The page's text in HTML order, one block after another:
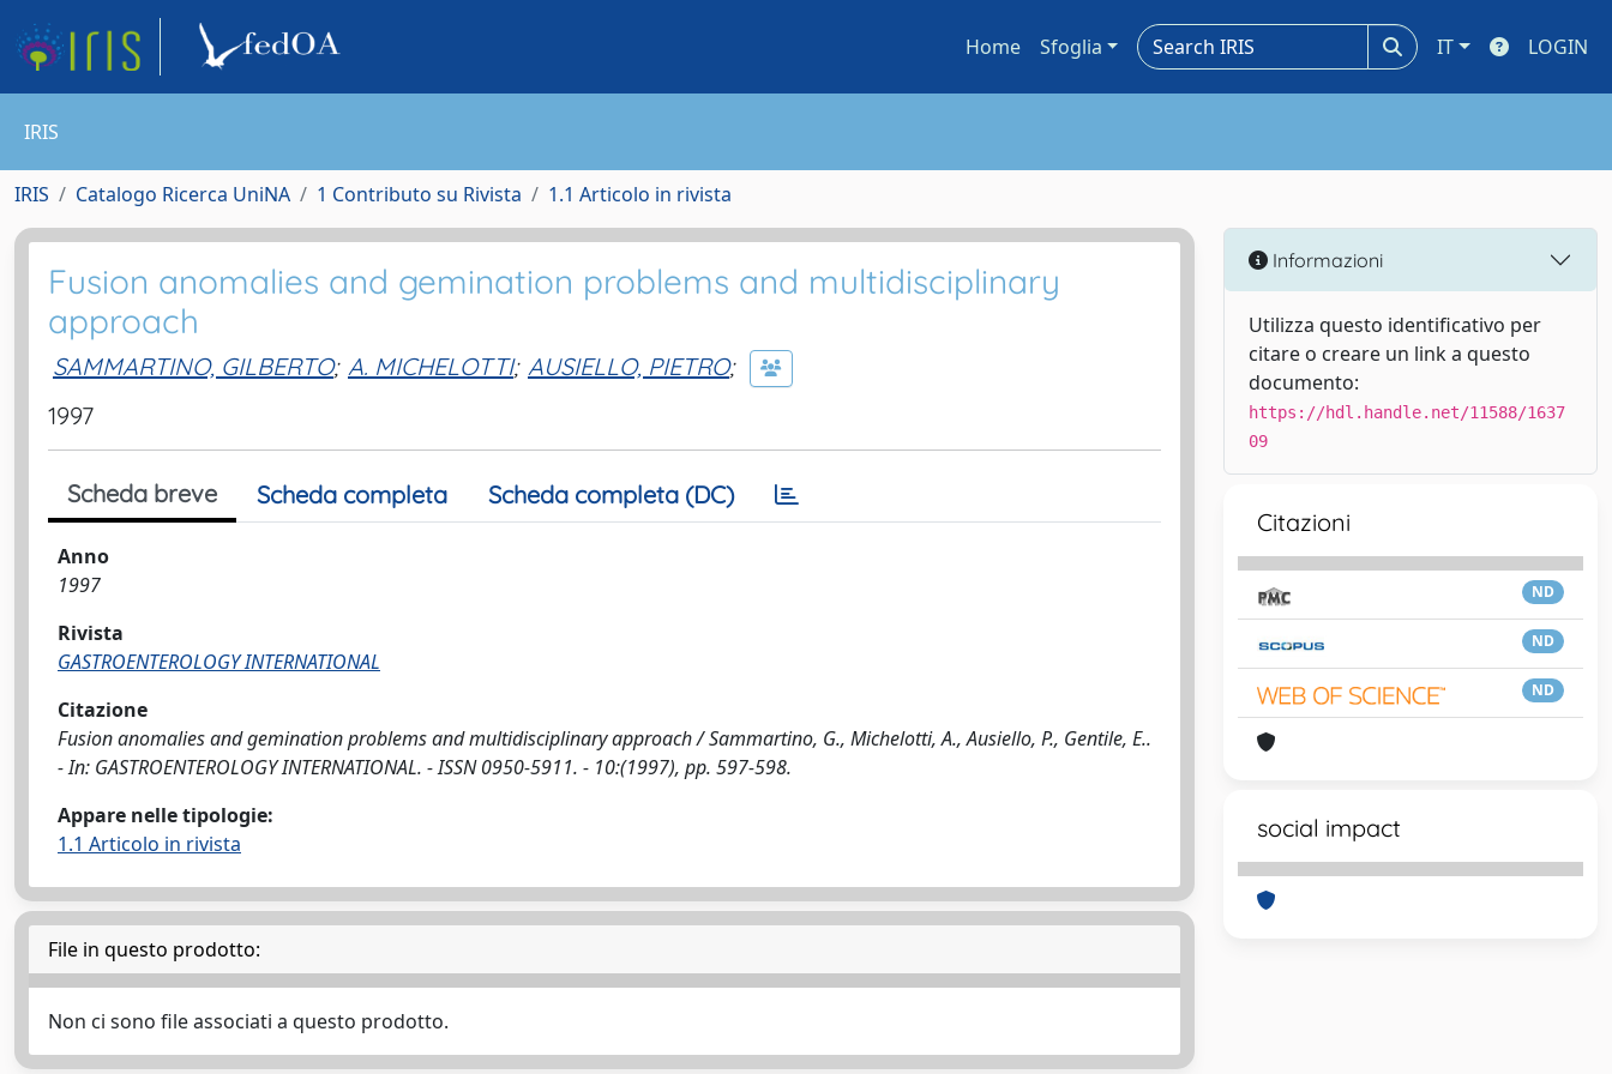
Home Sfoglia IT LOGIN
IRIS
IRIS Catalogo Ricerca UniNA 1 Contributo su Rivista 1.1 Articolo in rivista
Fusion anomalies and gemination problems and multidisciplinary
approach
SAMMARTINO, GILBERTO; A. MICHELOTTI; AUSIELLO, PIETRO;
1997
Scheda breve Scheda completa Scheda completa (DC)
Anno
1997
Rivista
GASTROENTEROLOGY INTERNATIONAL
Citazione
Fusion anomalies and gemination problems and multidisciplinary approach / Sammartino, G., Michelotti, A., Ausiello, P., Gentile, E..
- In: GASTROENTEROLOGY INTERNATIONAL. - ISSN 0950-5911. - 10:(1997), pp. 597-598.
Appare nelle tipologie:
1.1 Articolo in rivista
File in questo prodotto:
Non ci sono file associati a questo prodotto.
Informazioni
Utilizza questo identificativo per
citare o creare un link a questo
documento:
https://hdl.handle.net/11588/1637
09
Citazioni
ND
ND
ND
social impact